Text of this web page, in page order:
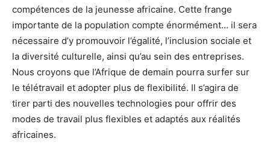
compétences de la jeunesse africaine. Cette frange
importante de la population compte énormément… il sera
nécessaire d’y promouvoir l’égalité, l’inclusion sociale et
la diversité culturelle, ainsi qu’au sein des entreprises.
Nous croyons que l’Afrique de demain pourra surfer sur
le télétravail et adopter plus de flexibilité. Il s’agira de
tirer parti des nouvelles technologies pour offrir des
modes de travail plus flexibles et adaptés aux réalités
africaines.